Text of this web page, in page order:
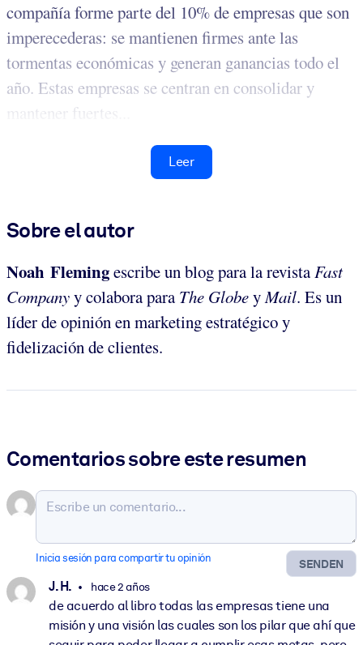
compañía forme parte del 10% de empresas que son
imperecederas: se mantienen firmes ante las
tormentas económicas y generan ganancias todo el
año. Estas empresas se centran en consolidar y
mantener fuertes...
Leer
Sobre el autor
Noah Flemingescribe un blog para la revistaFast
Companyy colabora paraThe GlobeyMail. Es un
líder de opinión en marketing estratégico y
fidelización de clientes.
Comentarios sobre este resumen
SENDEN
Inicia sesión para compartir tu opinión
J. H. hace 2 años
de acuerdo al libro todas las empresas tiene una
misión y una visión las cuales son los pilar que ahí que